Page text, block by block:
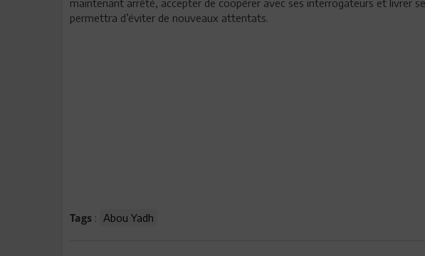
maintenant arrêté, accepter de coopérer avec ses interrogateurs et livrer
permettra d’éviter de nouveaux attentats.
Tags : Abou Yadh